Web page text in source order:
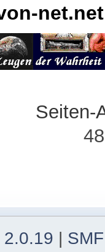
net.net
Seiten-
2.0.19 |